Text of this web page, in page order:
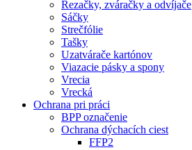
Rezačky, zváračky a odvíjače
Sáčky
Strečfólie
Tašky
Uzatvárače kartónov
Viazacie pásky a spony
Vrecia
Vrecká
Ochrana pri práci
BPP označenie
Ochrana dýchacích ciest
FFP2